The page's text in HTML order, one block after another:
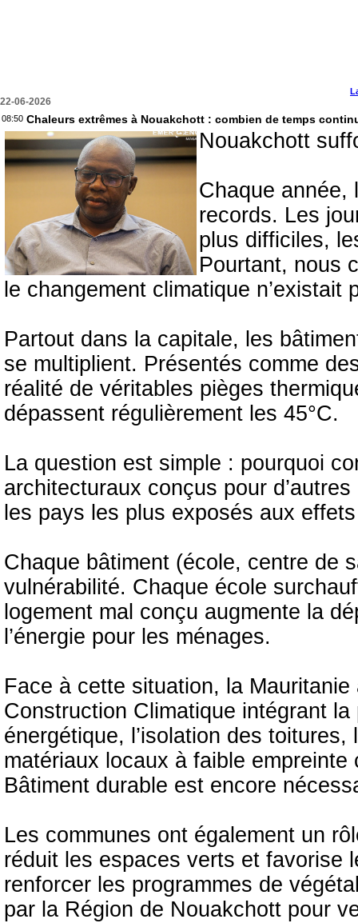
22-06-2026
08:50 Chaleurs extrêmes à Nouakchott : combien de temps
Nouakchott
Chaque année,
records. Les
plus difficiles,
Pourtant, nous
le changement climatique n’existait
Partout dans la capitale, les
se multiplient. Présentés comme
réalité de véritables pièges
dépassent régulièrement les 45°C.
La question est simple : pourquoi
architecturaux conçus pour
les pays les plus exposés aux
Chaque bâtiment (école, centre de
vulnérabilité. Chaque école
logement mal conçu augmente la
l’énergie pour les ménages.
Face à cette situation, la
Construction Climatique intégrant
énergétique, l’isolation des
matériaux locaux à faible
Bâtiment durable est encore
Les communes ont également un
réduit les espaces verts et favorise
renforcer les programmes de
par la Région de Nouakchott pour